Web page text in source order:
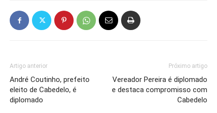
Artigo anterior
André Coutinho, prefeito
eleito de Cabedelo, é
diplomado
Próximo artigo
Vereador Pereira é diplomado
e destaca compromisso com
Cabedelo